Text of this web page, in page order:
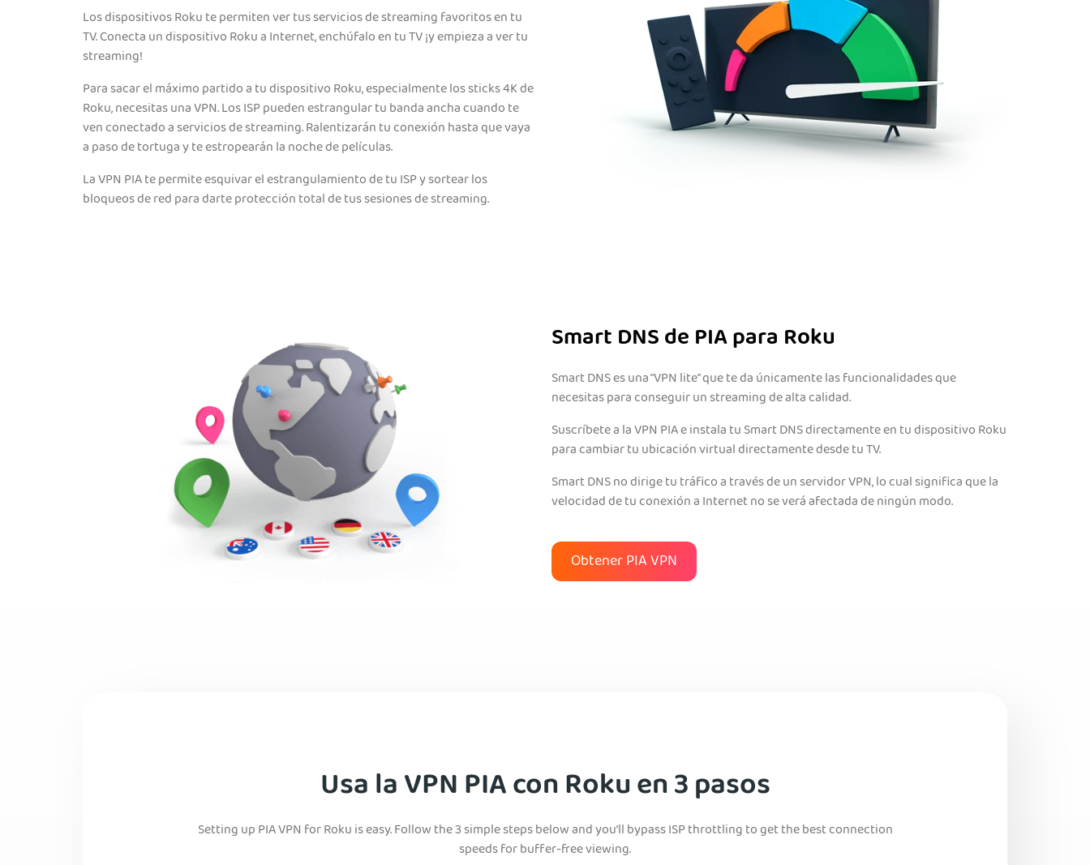
Los dispositivos Roku te permiten ver tus servicios de streaming favoritos en tu
TV. Conecta un dispositivo Roku a Internet, enchúfalo en tu TV ¡y empieza a ver tu
streaming!
Para sacar el máximo partido a tu dispositivo Roku, especialmente los sticks 4K de
Roku, necesitas una VPN. Los ISP pueden estrangular tu banda ancha cuando te
ven conectado a servicios de streaming. Ralentizarán tu conexión hasta que vaya
a paso de tortuga y te estropearán la noche de películas.
La VPN PIA te permite esquivar el estrangulamiento de tu ISP y sortear los
bloqueos de red para darte protección total de tus sesiones de streaming.
Smart DNS de PIA para Roku
Smart DNS es una “VPN lite” que te da únicamente las funcionalidades que
necesitas para conseguir un streaming de alta calidad.
Suscríbete a la VPN PIA e instala tu Smart DNS directamente en tu dispositivo Roku
para cambiar tu ubicación virtual directamente desde tu TV.
Smart DNS no dirige tu tráfico a través de un servidor VPN, lo cual significa que la
velocidad de tu conexión a Internet no se verá afectada de ningún modo.
Obtener PIA VPN
Usa la VPN PIA con Roku en 3 pasos
Setting up PIA VPN for Roku is easy. Follow the 3 simple steps below and you’ll bypass ISP throttling to get the best connection
speeds for buffer-free viewing.